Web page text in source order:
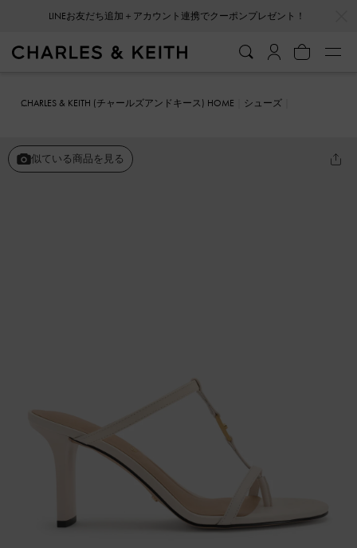
LINEお友だち追加＋アカウント連携でクーポンプレゼント！
CHARLES & KEITH (チャールズアンドキース) HOME
シューズ
似ている商品を見る